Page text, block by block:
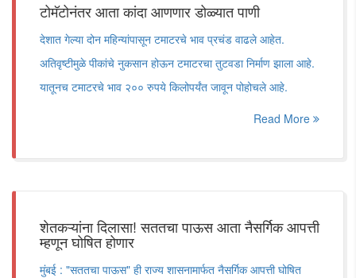
टोमॅटोनंतर आता कांदा आणणार डोळ्यात पाणी
देशात गेल्या दोन महिन्यांपासून टमाटरचे भाव प्रचंड वाढले आहेत.
अतिवृष्टीमुळे पीकांचे नुकसान होऊन टमाटरचा तुटवडा निर्माण झाला आहे.
यातूनच टमाटरचे भाव २०० रुपये किलोपर्यंत जावून पोहोचले आहे.
Read More
शेतकऱ्यांना दिलासा! सततचा पाऊस आता नैसर्गिक आपत्ती
म्हणून घोषित होणार
मुंबई : "सततचा पाऊस" ही राज्य शासनामार्फत नैसर्गिक आपत्ती घोषित